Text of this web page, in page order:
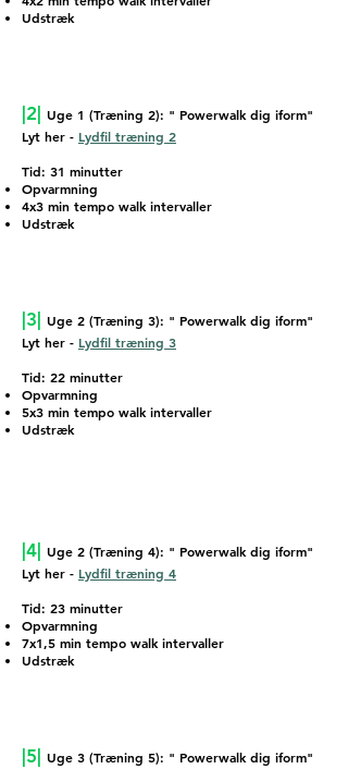
Udstræk
|2
Uge 1 (Træning 2): " Powerwalk dig iform"
Lyt her - Lydfil træning 2
Tid: 31 minutter
Opvarmning
4x3 min tempo walk intervaller
Udstræk
|3|
Uge 2 (Træning 3): " Powerwalk dig iform"
Lyt her - Lydfil træning 3
Tid: 22 minutter
Opvarmning
5x3 min tempo walk intervaller
Udstræk
|4| Uge 2 (Træning 4): " Powerwalk dig iform"
Lyt her - Lydfil træning 4
Tid: 23 minutter
Opvarmning
7x1,5 min tempo walk intervaller
Udstræk
|5|
Uge 3 (Træning 5): " Powerwalk dig iform"